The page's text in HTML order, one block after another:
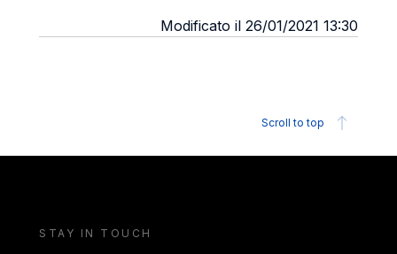
Modificato il 26/01/2021 13:30
Scroll to top
STAY IN TOUCH